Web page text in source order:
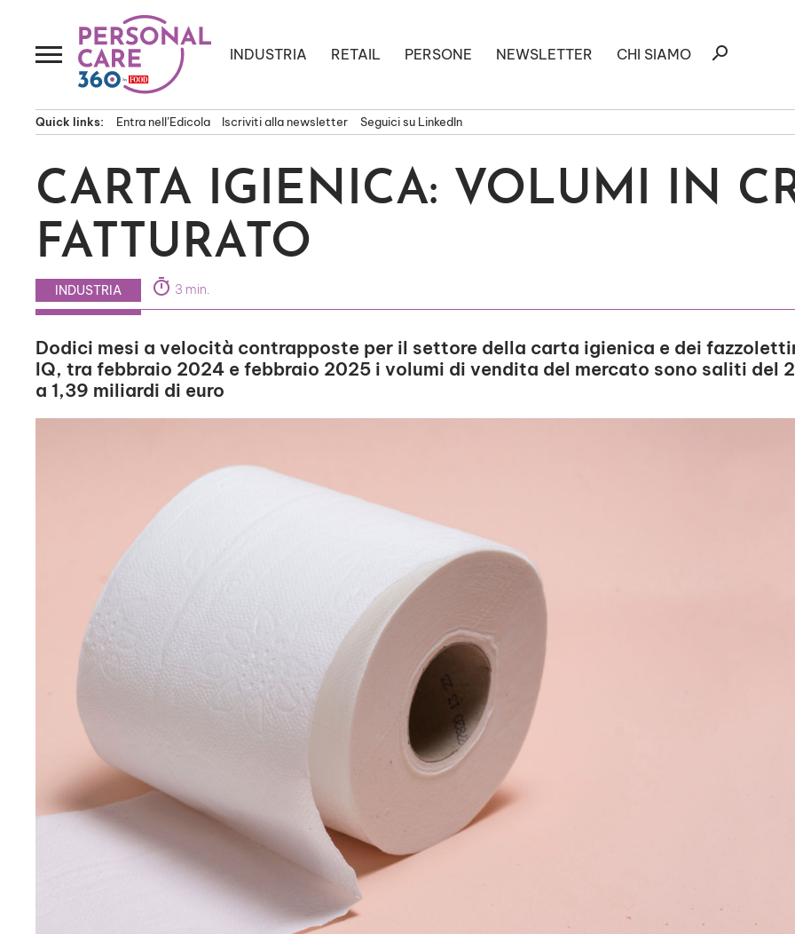
contenuto
INDUSTRIA RETAIL PERSONE NEWSLETTER CHI SIAMO
Ricerca
search
Quick links: Entra nell’Edicola Iscriviti alla newsletter Seguici su LinkedIn
CARTA IGIENICA: VOLUMI IN
FATTURATO
INDUSTRIA timer 3 min.
Dodici mesi a velocità contrapposte per il settore della carta igienica e dei
IQ, tra febbraio 2024 e febbraio 2025 i volumi di vendita del mercato sono saliti del
a 1,39 miliardi di euro